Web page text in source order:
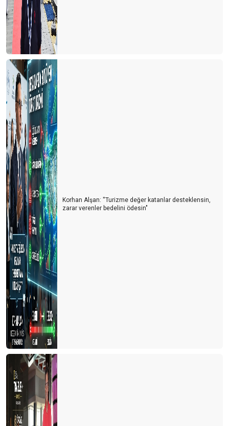
Korhan Alşan: ''Turizme değer katanlar desteklensin,
zarar verenler bedelini ödesin"